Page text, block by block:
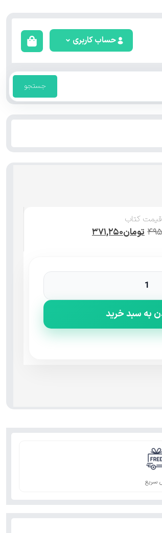
حساب کاربری
جستجو
قیمت کتاب
تومان۳۷۱,۲۵۰
به سبد خرید
سریع